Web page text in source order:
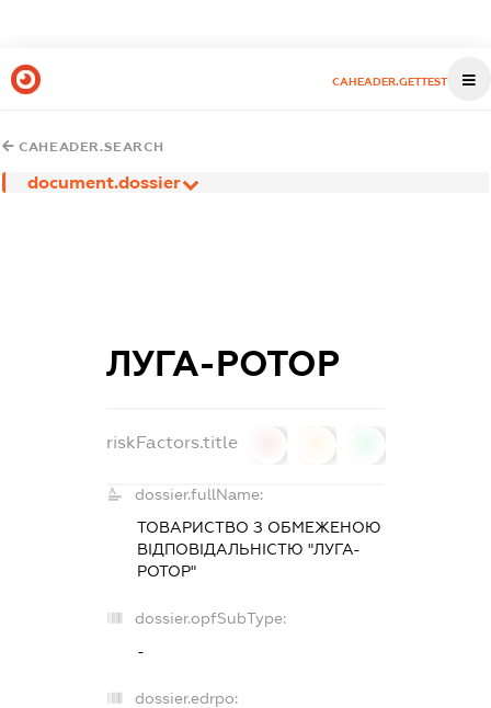
CAHEADER.GETTEST
CAHEADER.SEARCH
document.dossier
ЛУГА-РОТОР
riskFactors.title
dossier.fullName:
ТОВАРИСТВО З ОБМЕЖЕНОЮ
ВІДПОВІДАЛЬНІСТЮ "ЛУГА-
РОТОР"
dossier.opfSubType:
-
dossier.edrpo: